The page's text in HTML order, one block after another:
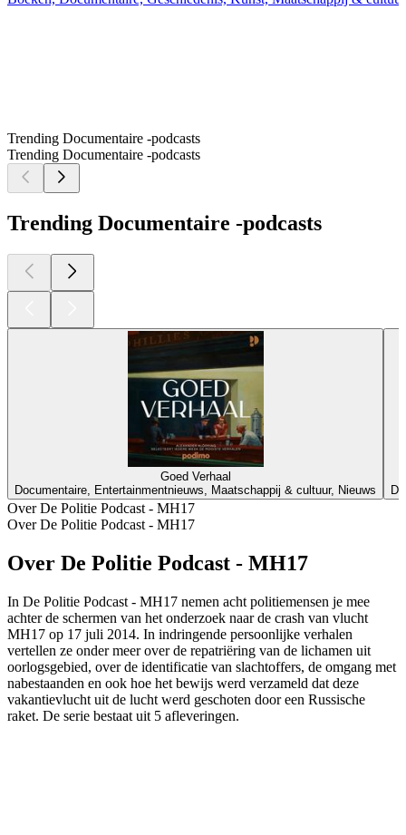
Trending Documentaire -podcasts
Trending Documentaire -podcasts
Trending Documentaire -podcasts
Goed Verhaal
Documentaire, Entertainmentnieuws, Maatschappij & cultuur, Nieuws
Over De Politie Podcast - MH17
Over De Politie Podcast - MH17
Over De Politie Podcast - MH17
In De Politie Podcast - MH17 nemen acht politiemensen je mee
achter de schermen van het onderzoek naar de crash van vlucht
MH17 op 17 juli 2014. In indringende persoonlijke verhalen
vertellen ze onder meer over de repatriëring van de lichamen uit
oorlogsgebied, over de identificatie van slachtoffers, de omgang met
nabestaanden en ook hoe het bewijs werd verzameld dat deze
vakantievlucht uit de lucht werd geschoten door een Russische
raket. De serie bestaat uit 5 afleveringen.